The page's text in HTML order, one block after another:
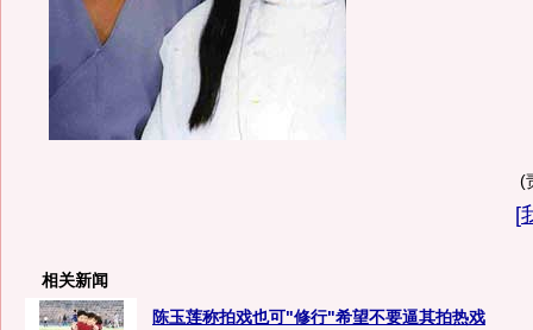
(
[
相关新闻
陈玉莲称拍戏也可"修行"希望不要逼其拍热戏